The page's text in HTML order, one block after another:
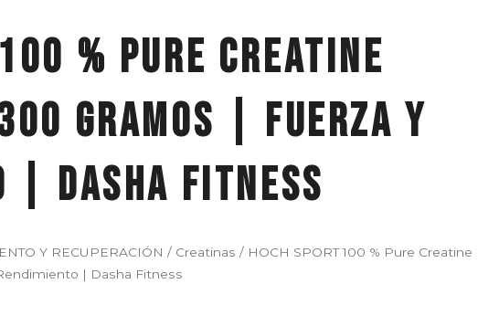
100 % Pure Creatine
gramos | Fuerza y
| Dasha Fitness
Y RECUPERACIÓN / Creatinas / HOCH SPORT 100 % Pure Creatine
| Dasha Fitness